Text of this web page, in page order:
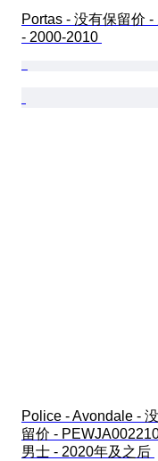
Portas - 没有保留价 -
- 2000-2010
Police - Avondale -
留价 -
男士 - 2020年及之后